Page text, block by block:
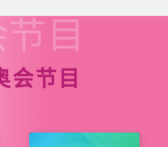
会节目
节目